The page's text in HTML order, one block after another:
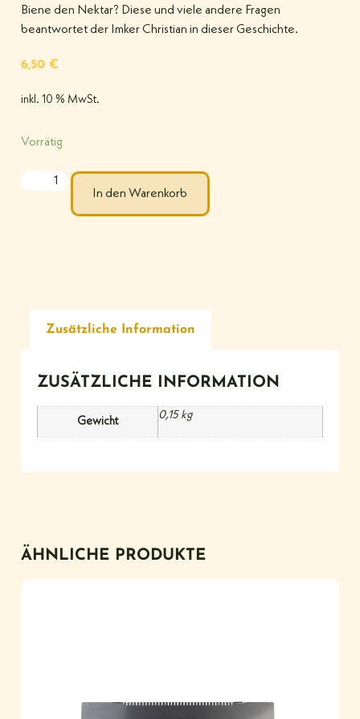
Biene den Nektar? Diese und viele andere Fragen
beantwortet der Imker Christian in dieser Geschichte.
6,50 €
inkl. 10 % MwSt.
Vorrätig
In den Warenkorb
Zusätzliche Information
ZUSÄTZLICHE INFORMATION
Gewicht
0,15 kg
ÄHNLICHE PRODUKTE